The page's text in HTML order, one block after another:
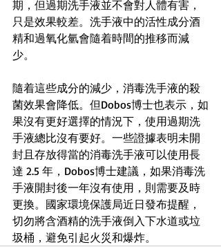
期，但過期洗手液並不會對人體有害，
只是效果較差。洗手液中的活性成分酒
精和過氧化氫會隨着時間的推移而減
少。
隨着這些成分的減少，消毒洗手液的殺
菌效果會降低。但Dobos博士也表示，如
果沒有更好選擇的情況下，使用過期洗
手液總比沒有要好。一些證據表明未開
封且存放得當的消毒洗手液可以使用長
達 2.5 年，Dobos博士建議，如果消毒洗
手液開封後一年沒有使用，則需要及時
更換。國家環境保護局近日發布提醒，
切勿將含酒精的洗手液倒入下水道或垃
圾桶，避免引起火災和爆炸。